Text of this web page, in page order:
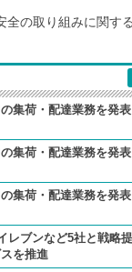
全の取り組みに関す
集荷・配達業務を発表
集荷・配達業務を発
集荷・配達業務を発
レブンなど5社と戦
を推進